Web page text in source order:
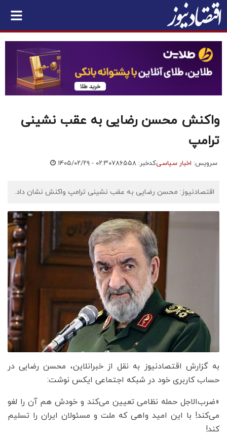
واکنش محسن رضایی به عقب نشینی
ترامپ
سرویس: اخبار سیاسیکدخبر: ۷۸۶۵۵۸ ۱۴۰۵/۰۲/۲۹ - ۰۲:۳۰
اقتصادنیوز: محسن رضایی به عقب نشینی ترامپ واکنش نشان داد.
به گزارش اقتصادنیوز به نقل از خبرانلاین، محسن رضایی در
حساب کاربری خود در شبکه اجتماعی ایکس نوشت:
«‌ضرب‌الاجل حمله نظامی تعیین می‌کند و خودش هم آن را لغو
می‌کند! با این امید واهی که ملت و مسئولان ایران را تسلیم
کند!